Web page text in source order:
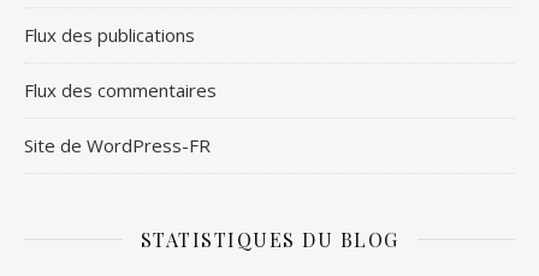
Flux des publications
Flux des commentaires
Site de WordPress-FR
STATISTIQUES DU BLOG